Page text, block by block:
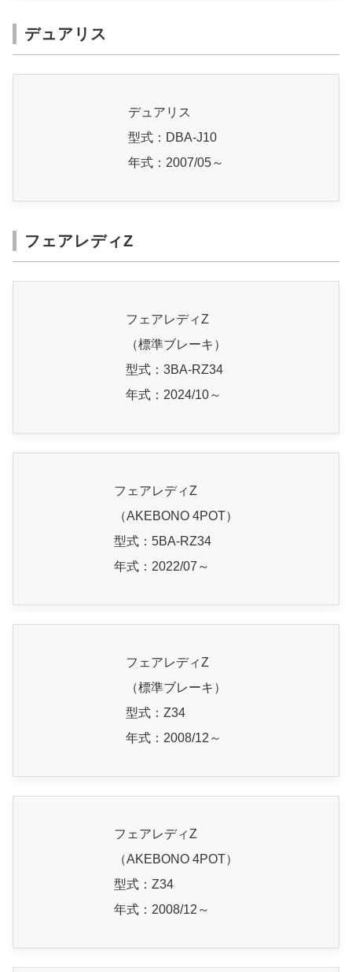
デュアリス
デュアリス
型式：DBA-J10
年式：2007/05～
フェアレディZ
フェアレディZ
（標準ブレーキ）
型式：3BA-RZ34
年式：2024/10～
フェアレディZ
（AKEBONO 4POT）
型式：5BA-RZ34
年式：2022/07～
フェアレディZ
（標準ブレーキ）
型式：Z34
年式：2008/12～
フェアレディZ
（AKEBONO 4POT）
型式：Z34
年式：2008/12～